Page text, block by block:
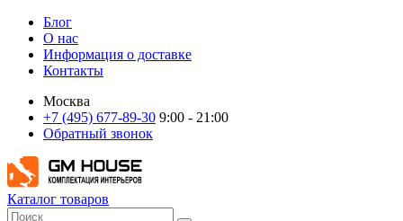
Блог
О нас
Информация о доставке
Контакты
Москва
+7 (495) 677-89-30 9:00 - 21:00
Обратный звонок
Каталог товаров